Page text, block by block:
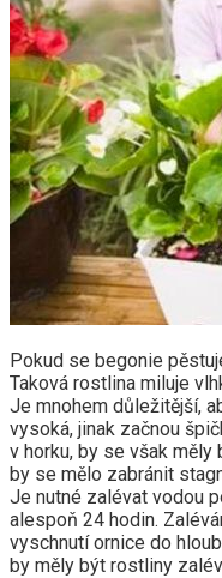
Pokud se begonie
Taková rostlina miluje
Je mnohem důležitější,
vysoká, jinak začnou
v horku, by se však měly
by se mělo zabránit
Je nutné zalévat vodou
alespoň 24 hodin.
vyschnutí ornice do
by měly být rostliny